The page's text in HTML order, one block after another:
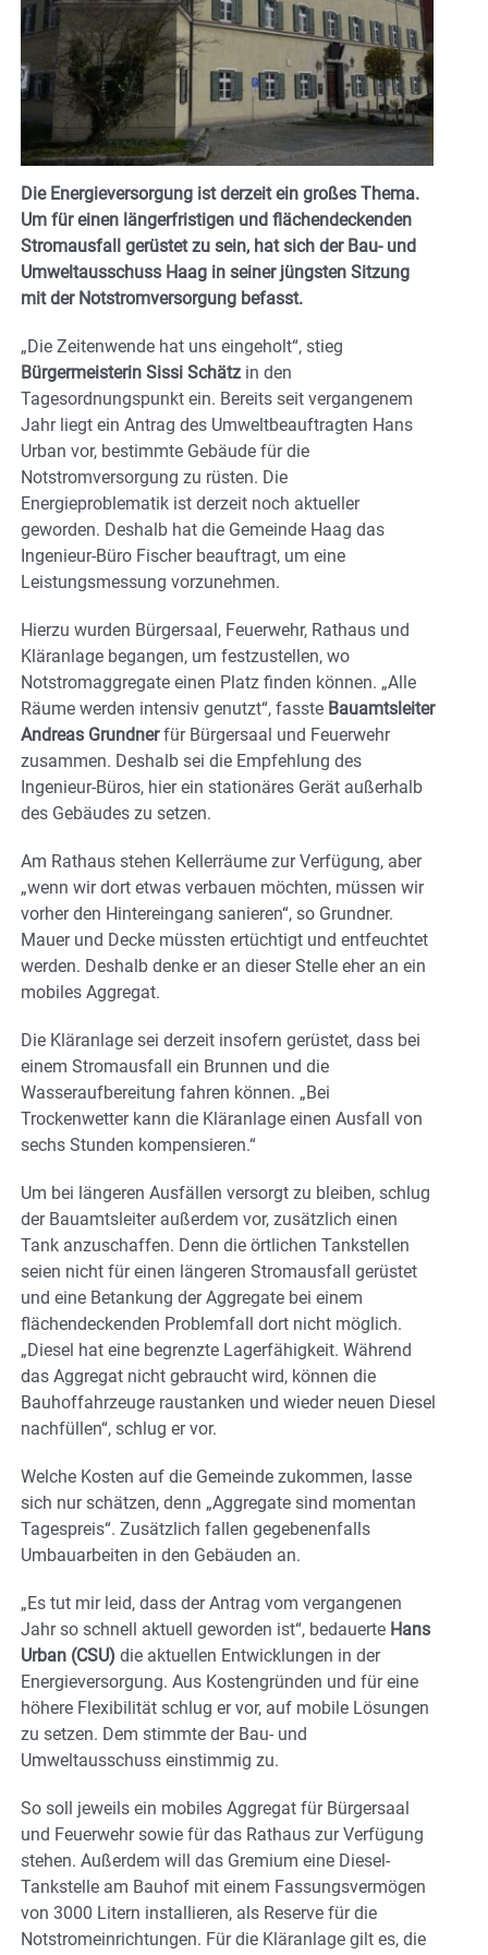
Die Energieversorgung ist derzeit ein großes Thema.
Um für einen längerfristigen und flächendeckenden
Stromausfall gerüstet zu sein, hat sich der Bau- und
Umweltausschuss Haag in seiner jüngsten Sitzung
mit der Notstromversorgung befasst.
„Die Zeitenwende hat uns eingeholt“, stieg
Bürgermeisterin Sissi Schätz in den
Tagesordnungspunkt ein. Bereits seit vergangenem
Jahr liegt ein Antrag des Umweltbeauftragten Hans
Urban vor, bestimmte Gebäude für die
Notstromversorgung zu rüsten. Die
Energieproblematik ist derzeit noch aktueller
geworden. Deshalb hat die Gemeinde Haag das
Ingenieur-Büro Fischer beauftragt, um eine
Leistungsmessung vorzunehmen.
Hierzu wurden Bürgersaal, Feuerwehr, Rathaus und
Kläranlage begangen, um festzustellen, wo
Notstromaggregate einen Platz finden können. „Alle
Räume werden intensiv genutzt“, fasste Bauamtsleiter
Andreas Grundnerfür Bürgersaal und Feuerwehr
zusammen. Deshalb sei die Empfehlung des
Ingenieur-Büros, hier ein stationäres Gerät außerhalb
des Gebäudes zu setzen.
Am Rathaus stehen Kellerräume zur Verfügung, aber
„wenn wir dort etwas verbauen möchten, müssen wir
vorher den Hintereingang sanieren“, so Grundner.
Mauer und Decke müssten ertüchtigt und entfeuchtet
werden. Deshalb denke er an dieser Stelle eher an ein
mobiles Aggregat.
Die Kläranlage sei derzeit insofern gerüstet, dass bei
einem Stromausfall ein Brunnen und die
Wasseraufbereitung fahren können. „Bei
Trockenwetter kann die Kläranlage einen Ausfall von
sechs Stunden kompensieren.“
Um bei längeren Ausfällen versorgt zu bleiben, schlug
der Bauamtsleiter außerdem vor, zusätzlich einen
Tank anzuschaffen. Denn die örtlichen Tankstellen
seien nicht für einen längeren Stromausfall gerüstet
und eine Betankung der Aggregate bei einem
flächendeckenden Problemfall dort nicht möglich.
„Diesel hat eine begrenzte Lagerfähigkeit. Während
das Aggregat nicht gebraucht wird, können die
Bauhoffahrzeuge raustanken und wieder neuen Diesel
nachfüllen“, schlug er vor.
Welche Kosten auf die Gemeinde zukommen, lasse
sich nur schätzen, denn „Aggregate sind momentan
Tagespreis“. Zusätzlich fallen gegebenenfalls
Umbauarbeiten in den Gebäuden an.
„Es tut mir leid, dass der Antrag vom vergangenen
Jahr so schnell aktuell geworden ist“, bedauerte Hans
Urban (CSU) die aktuellen Entwicklungen in der
Energieversorgung. Aus Kostengründen und für eine
höhere Flexibilität schlug er vor, auf mobile Lösungen
zu setzen. Dem stimmte der Bau- und
Umweltausschuss einstimmig zu.
So soll jeweils ein mobiles Aggregat für Bürgersaal
und Feuerwehr sowie für das Rathaus zur Verfügung
stehen. Außerdem will das Gremium eine Diesel-
Tankstelle am Bauhof mit einem Fassungsvermögen
von 3000 Litern installieren, als Reserve für die
Notstromeinrichtungen. Für die Kläranlage gilt es, die